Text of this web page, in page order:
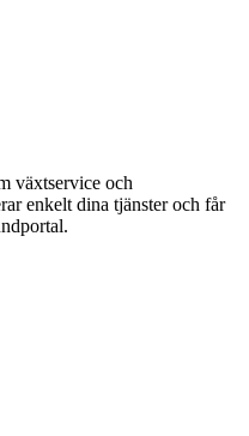
växtservice och
enkelt dina tjänster och får